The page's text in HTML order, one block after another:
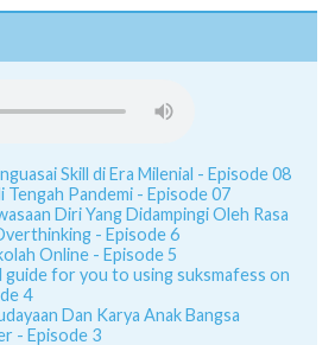
Skill di Era Milenial - Episode 08
Tengah Pandemi - Episode 07
Diri Yang Didampingi Oleh Rasa
- Episode 6
Online - Episode 5
guide for you to using suksmafess on
4
Dan Karya Anak Bangsa
- Episode 3